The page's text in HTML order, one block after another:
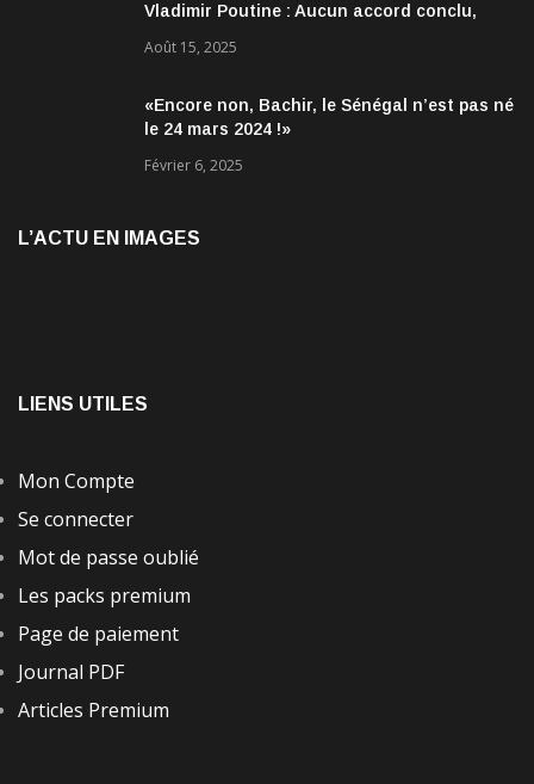
Vladimir Poutine : Aucun accord conclu,
encourageantes
Août 15, 2025
«Encore non, Bachir, le Sénégal n’est pas né
le 24 mars 2024 !»
Février 6, 2025
L’ACTU EN IMAGES
LIENS UTILES
Mon Compte
Se connecter
Mot de passe oublié
Les packs premium
Page de paiement
Journal PDF
Articles Premium